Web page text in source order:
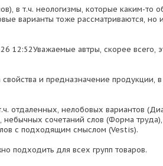
в т.ч. неологизмы, которые каким-то
варианты тоже рассматриваются, но
12:52Уважаемые автры, скорее всего,
и предназначение продукции,
отдаленных, нелобовых вариантов
сочетаний слов (Форма
с подходящим смыслом (Vestis).
подходить для всех групп товаров.